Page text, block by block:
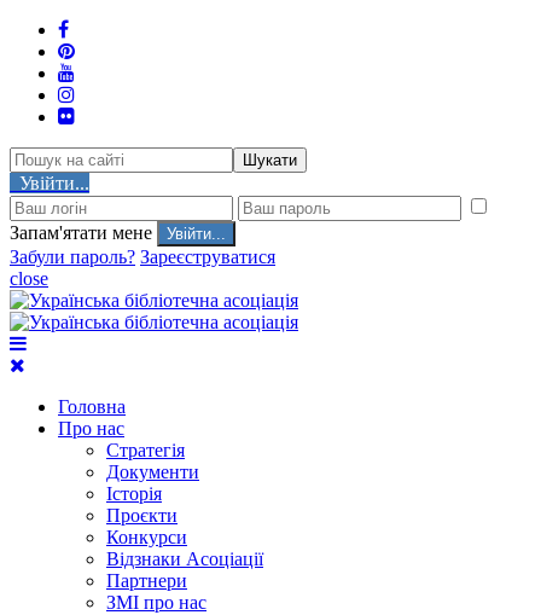
Шукати
Увійти...
Запам'ятати мене
Забули пароль? Зареєструватися
close
Головна
Про нас
Стратегія
Документи
Історія
Проєкти
Конкурси
Відзнаки Асоціації
Партнери
ЗМІ про нас